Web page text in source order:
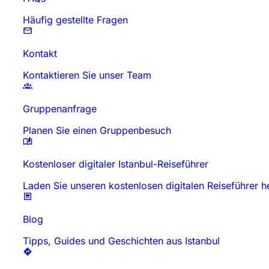
Häufig gestellte Fragen
Kontakt
Kontaktieren Sie unser Team
Gruppenanfrage
Planen Sie einen Gruppenbesuch
Kostenloser digitaler Istanbul-Reiseführer
Laden Sie unseren kostenlosen digitalen Reiseführer
Blog
Tipps, Guides und Geschichten aus Istanbul